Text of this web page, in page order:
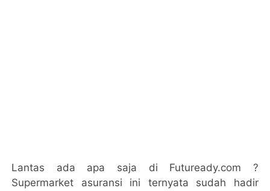
Lantas ada apa saja di Futuready.com ?
Supermarket asuransi ini ternyata sudah hadir